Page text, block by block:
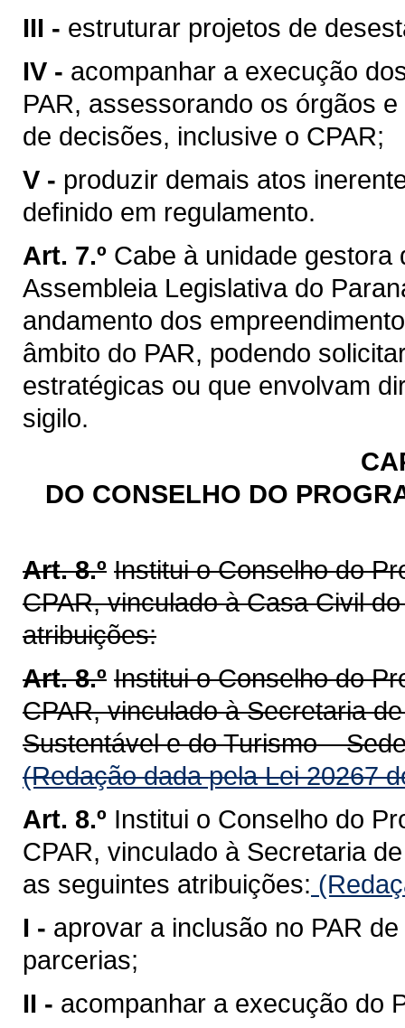
III - estruturar projetos de
IV - acompanhar a execução
PAR, assessorando os órgãos
de decisões, inclusive o CPAR;
V - produzir demais atos
definido em regulamento.
Art. 7.º Cabe à unidade gestora
Assembleia Legislativa do
andamento dos
âmbito do PAR, podendo
estratégicas ou que envolvam
sigilo.
DO CONSELHO DO
Art. 8.º Institui o Conselho do
CPAR, vinculado à Casa Civil
atribuições:
Art. 8.º Institui o Conselho do
CPAR, vinculado à Secretaria
Sustentável e do Turismo –
(Redação dada pela Lei 20267
Art. 8.º Institui o Conselho do
CPAR, vinculado à Secretaria
as seguintes atribuições:
I - aprovar a inclusão no PAR
parcerias;
II - acompanhar a execução do